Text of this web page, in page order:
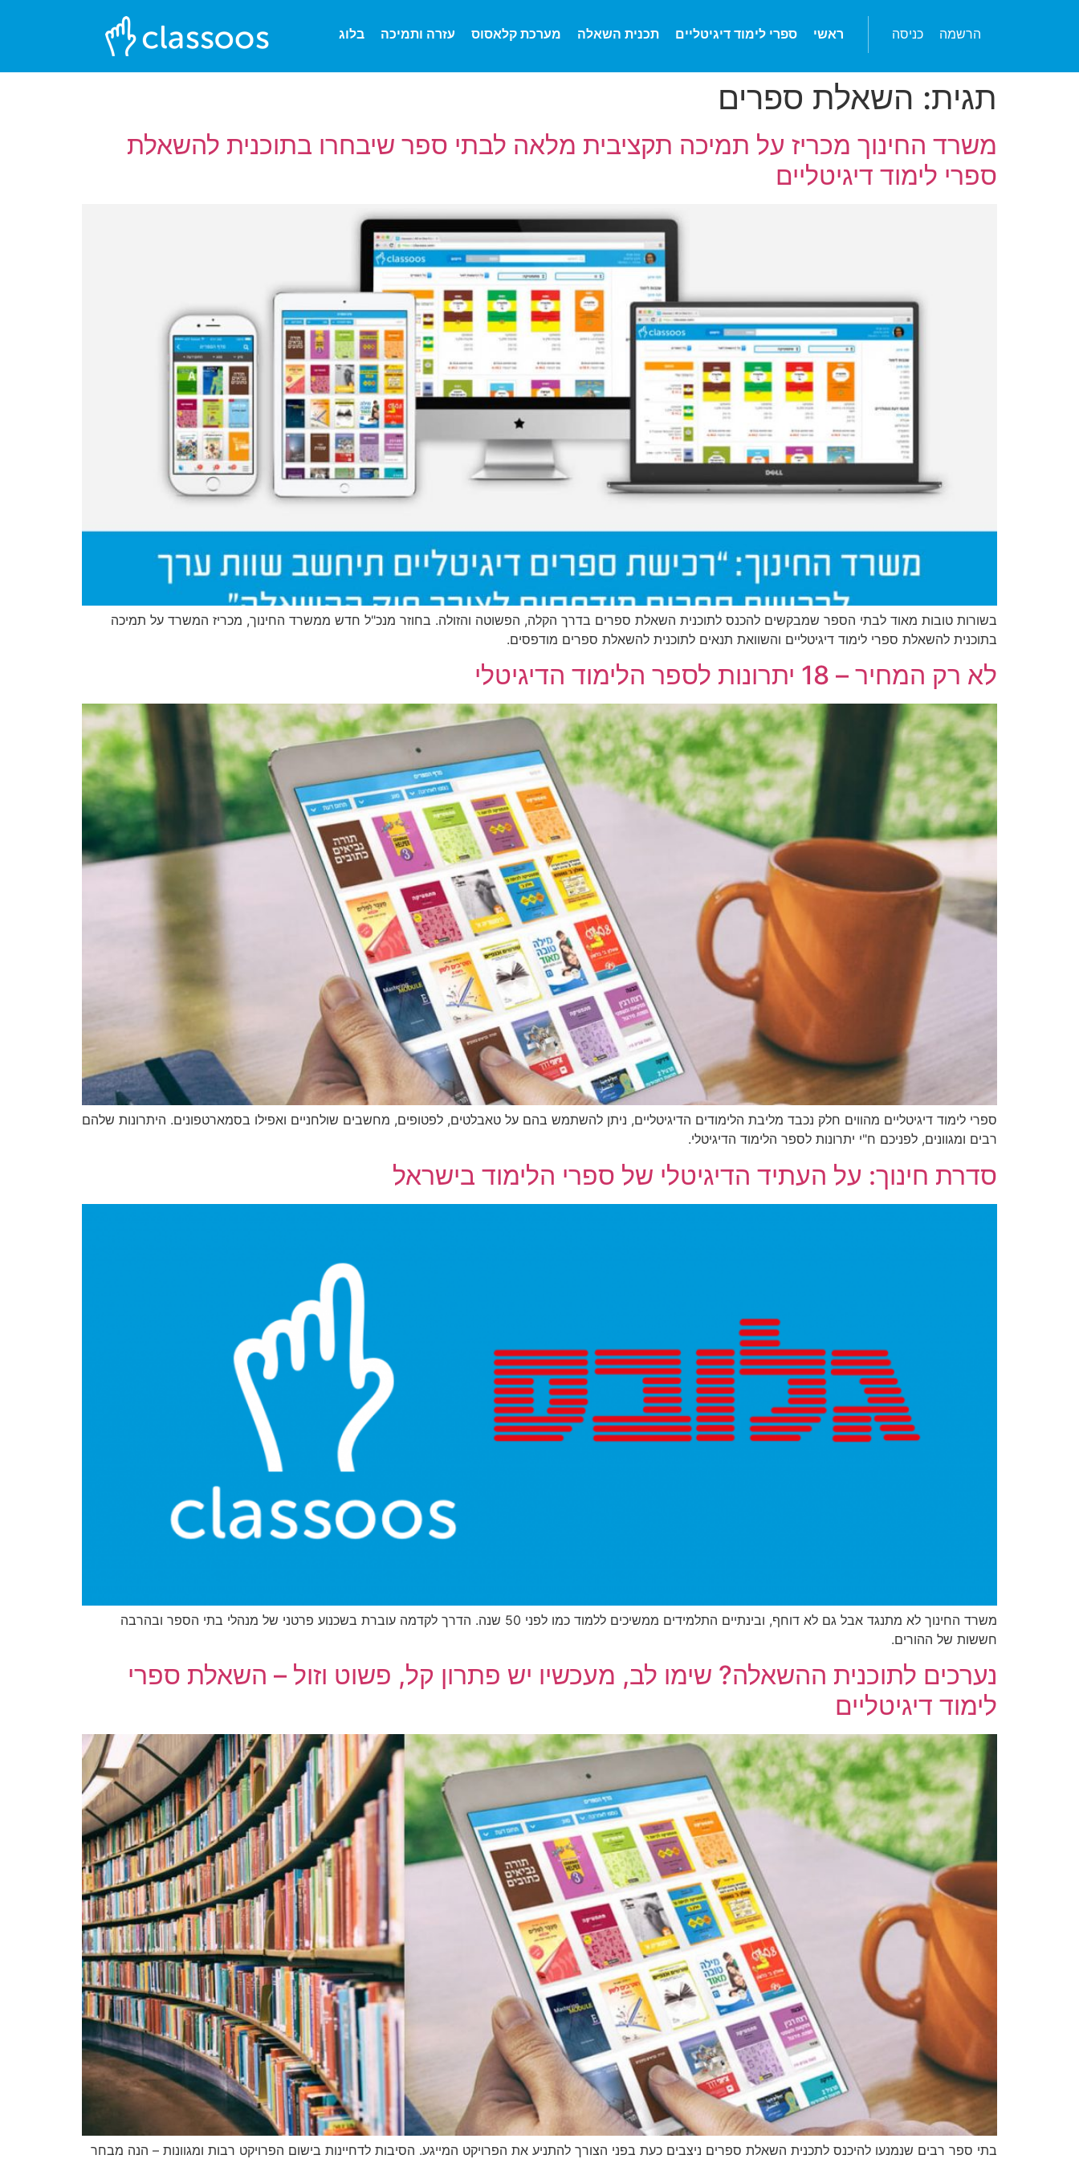
הרשמה כניסה ראשי ספרי לימוד דיגיטליים תכנית השאלה מערכת קלאסוס עזרה ותמיכה בלוג
תגית: השאלת ספרים
משרד החינוך מכריז על תמיכה תקציבית מלאה לבתי ספר שיבחרו בתוכנית להשאלת
ספרי לימוד דיגיטליים
בשורות טובות מאוד לבתי הספר שמבקשים להכנס לתוכנית השאלת ספרים בדרך הקלה, הפשוטה והזולה. בחוזר מנכ"ל חדש ממשרד החינוך, מכריז המשרד על תמיכה
בתוכנית להשאלת ספרי לימוד דיגיטליים והשוואת תנאים לתוכנית להשאלת ספרים מודפסים.
לא רק המחיר – 18 יתרונות לספר הלימוד הדיגיטלי
ספרי לימוד דיגיטליים מהווים חלק נכבד מליבת הלימודים הדיגיטליים, ניתן להשתמש בהם על טאבלטים, לפטופים, מחשבים שולחניים ואפילו בסמארטפונים. היתרונות שלהם
רבים ומגוונים, לפניכם ח"י יתרונות לספר הלימוד הדיגיטלי.
סדרת חינוך: על העתיד הדיגיטלי של ספרי הלימוד בישראל
משרד החינוך לא מתנגד אבל גם לא דוחף, ובינתיים התלמידים ממשיכים ללמוד כמו לפני 50 שנה. הדרך לקדמה עוברת בשכנוע פרטני של מנהלי בתי הספר ובהרבה
חששות של ההורים.
נערכים לתוכנית ההשאלה? שימו לב, מעכשיו יש פתרון קל, פשוט וזול – השאלת ספרי
לימוד דיגיטליים
בתי ספר רבים שנמנעו להיכנס לתכנית השאלת ספרים ניצבים כעת בפני הצורך להתניע את הפרויקט המייגע. הסיבות לדחיינות בישום הפרויקט רבות ומגוונות – הנה מבחר